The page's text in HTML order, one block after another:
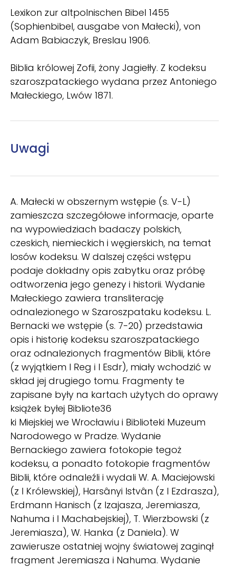
Lexikon zur altpolnischen Bibel 1455
(Sophienbibel, ausgabe von Małecki), von
Adam Babiaczyk, Breslau 1906.
Biblia królowej Zofii, żony Jagiełły. Z kodeksu
szaroszpatackiego wydana przez Antoniego
Małeckiego, Lwów 1871.
Uwagi
A. Małecki w obszernym wstępie (s. V-L)
zamieszcza szczegółowe informacje, oparte
na wypowiedziach badaczy polskich,
czeskich, niemieckich i węgierskich, na temat
losów kodeksu. W dalszej części wstępu
podaje dokładny opis zabytku oraz próbę
odtworzenia jego genezy i historii. Wydanie
Małeckiego zawiera transliterację
odnalezionego w Szaroszpataku kodeksu. L.
Bernacki we wstępie (s. 7-20) przedstawia
opis i historię kodeksu szaroszpatackiego
oraz odnalezionych fragmentów Biblii, które
(z wyjątkiem I Reg i I Esdr), miały wchodzić w
skład jej drugiego tomu. Fragmenty te
zapisane były na kartach użytych do oprawy
książek byłej Bibliote36
ki Miejskiej we Wrocławiu i Biblioteki Muzeum
Narodowego w Pradze. Wydanie
Bernackiego zawiera fotokopie tegoż
kodeksu, a ponadto fotokopie fragmentów
Biblii, które odnaleźli i wydali W. A. Maciejowski
(z I Królewskiej), Harsânyi Istvân (z I Ezdrasza),
Erdmann Hanisch (z Izajasza, Jeremiasza,
Nahuma i I Machabejskiej), T. Wierzbowski (z
Jeremiasza), W. Hanka (z Daniela). W
zawierusze ostatniej wojny światowej zaginął
fragment Jeremiasza i Nahuma. Wydanie